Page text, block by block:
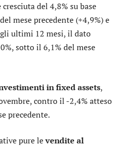
cresciuta del 4,8% su base
mese precedente (+4,9%) e
ultimi 12 mesi, il dato
sotto il 6,1% del mese
in fixed assets,
contro il -2,4% atteso
precedente.
pure levendite al